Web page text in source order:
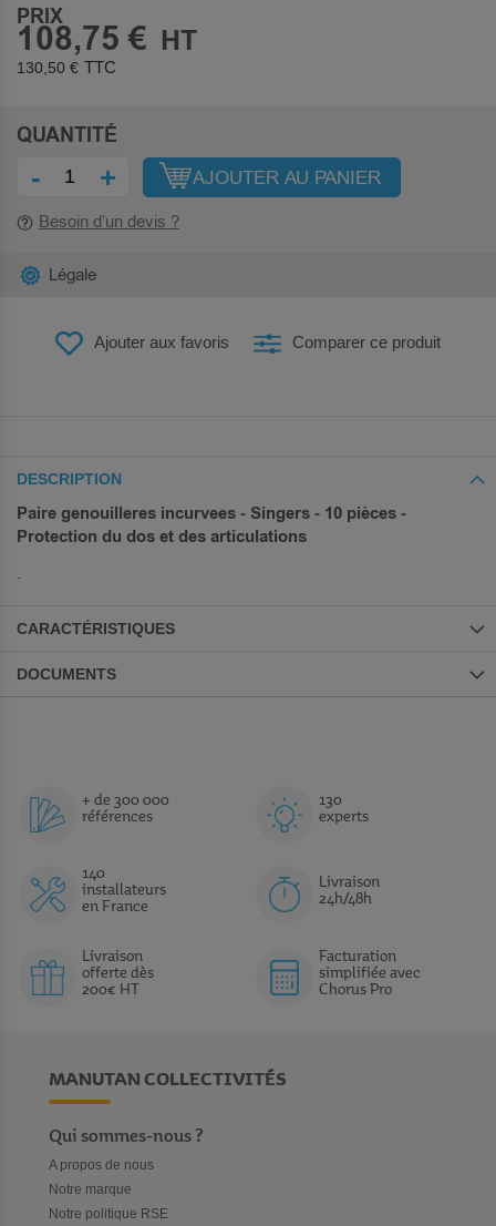
PRIX
108,75 €
130,50 €
QUANTITÉ
- + AJOUTER AU PANIER
Besoin d’un devis ?
Ajouter aux favoris Comparer ce produit
Légale
DESCRIPTION
Paire genouilleres incurvees - Singers - 10 pièces -
Protection du dos et des articulations
CARACTÉRISTIQUES
DOCUMENTS
+ de 300 000
références
130
experts
140
installateurs
en France
Livraison
24h/48h
Livraison
offerte dès
200€ HT
Facturation
simplifiée avec
Chorus Pro
MANUTAN COLLECTIVITÉS
Qui sommes-nous ?
A propos de nous
Notre marque
Notre politique RSE